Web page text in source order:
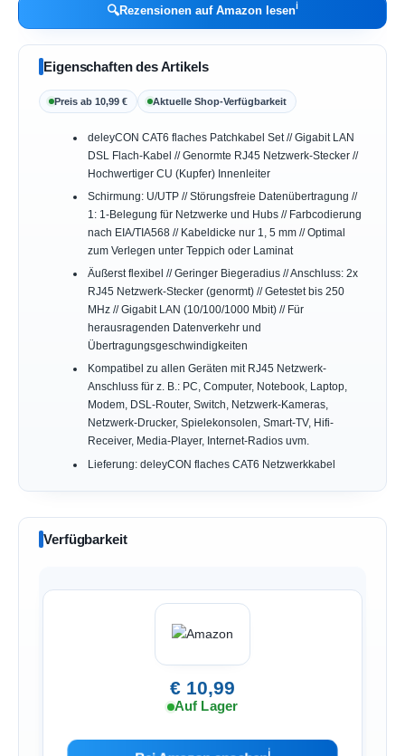
🔍Rezensionen auf Amazon lesenℹ︎
Eigenschaften des Artikels
Preis ab 10,99 € Aktuelle Shop-Verfügbarkeit
deleyCON CAT6 flaches Patchkabel Set // Gigabit LAN
DSL Flach-Kabel // Genormte RJ45 Netzwerk-Stecker //
Hochwertiger CU (Kupfer) Innenleiter
Schirmung: U/UTP // Störungsfreie Datenübertragung //
1: 1-Belegung für Netzwerke und Hubs // Farbcodierung
nach EIA/TIA568 // Kabeldicke nur 1, 5 mm // Optimal
zum Verlegen unter Teppich oder Laminat
Äußerst flexibel // Geringer Biegeradius // Anschluss: 2x
RJ45 Netzwerk-Stecker (genormt) // Getestet bis 250
MHz // Gigabit LAN (10/100/1000 Mbit) // Für
herausragenden Datenverkehr und
Übertragungsgeschwindigkeiten
Kompatibel zu allen Geräten mit RJ45 Netzwerk-
Anschluss für z. B.: PC, Computer, Notebook, Laptop,
Modem, DSL-Router, Switch, Netzwerk-Kameras,
Netzwerk-Drucker, Spielekonsolen, Smart-TV, Hifi-
Receiver, Media-Player, Internet-Radios uvm.
Lieferung: deleyCON flaches CAT6 Netzwerkkabel
Verfügbarkeit
€ 10,99
Auf Lager